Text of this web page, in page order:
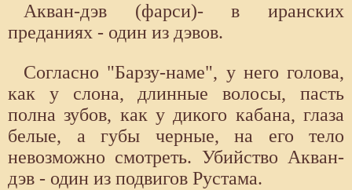
Акван-дэв (фарси)- в иранских
преданиях - один из дэвов.
Согласно "Барзу-наме", у него голова,
как у слона, длинные волосы, пасть
полна зубов, как у дикого кабана, глаза
белые, а губы черные, на его тело
невозможно смотреть. Убийство Акван-
дэв - один из подвигов Рустама.